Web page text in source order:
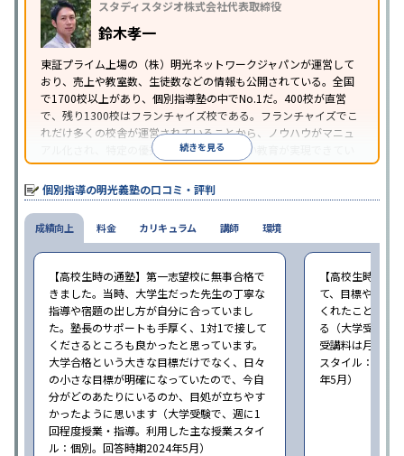
特徴
を利用オンライン対応1科目から受講可能
習のみの受講可
り
※2023年3月調査。小学校高学年の個別指導塾アンケート調査方法を参
スタディスタジオ株式会社代表取締役
鈴木孝一
東証プライム上場の（株）明光ネットワークジャパンが運営して
おり、売上や教室数、生徒数などの情報も公開されている。全国
で1700校以上があり、個別指導塾の中でNo.1だ。400校が直営
で、残り1300校はフランチャイズ校である。フランチャイズでこ
れだけ多くの校舎が運営されていることから、ノウハウがマニュ
アル化され、特定の優秀な人材に依存しない教育が実現できてい
ることが推測される。
続きを見る
個別指導の明光義塾の口コミ・評判
成績向上
【高校生時の通塾】第一志望校に無事合格で
きました。当時、大学生だった先生の丁寧な
指導や宿題の出し方が自分に合っていまし
た。塾長のサポートも手厚く、1対1で接して
くださるところも良かったと思っています。
大学合格という大きな目標だけでなく、日々
の小さな目標が明確になっていたので、今自
分がどのあたりにいるのか、目処が立ちやす
かったように思います（大学受験で、週に1
回程度授業・指導。利用した主な授業スタイ
ル：個別。回答時期2024年5月）
【高校生時の通
て、目標や勉強
くれたことが、
る（大学受験で
受講料は月
スタイル：個別
年5月）
料金 カリキュラム 講師 環境